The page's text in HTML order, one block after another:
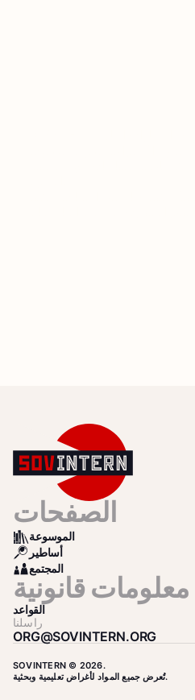
الصفحات
BOOKS
الموسوعة
SEARCH
أساطير
COMMUNITY
المجتمع
معلومات قانونية
القواعد
راسلنا
ORG@SOVINTERN.ORG
SOVINTERN © 2026.
تُعرض جميع المواد لأغراض تعليمية وبحثية.